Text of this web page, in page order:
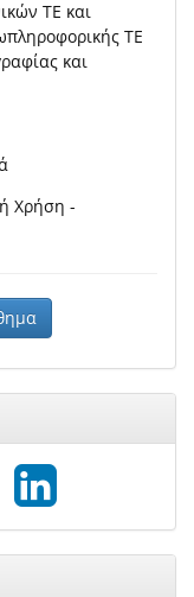
ΤΕ και
ΤΕ
και
Χρήση -